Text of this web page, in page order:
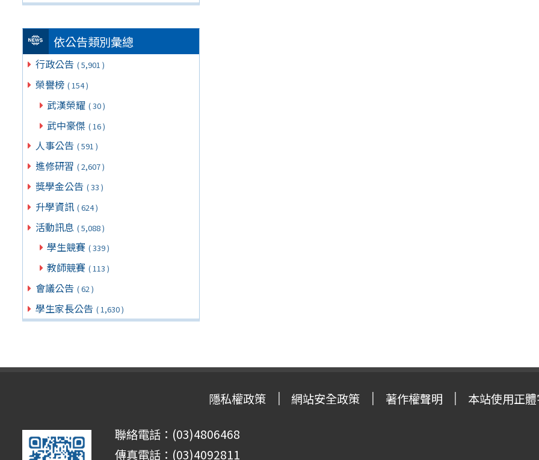
依公告類別彙總
行政公告 ( 5,901 )
榮譽榜 ( 154 )
武漢榮耀 ( 30 )
武中豪傑 ( 16 )
人事公告 ( 591 )
進修研習 ( 2,607 )
獎學金公告 ( 33 )
升學資訊 ( 624 )
活動訊息 ( 5,088 )
學生競賽 ( 339 )
教師競賽 ( 113 )
會議公告 ( 62 )
學生家長公告 ( 1,630 )
隱私權政策 網站安全政策 著作權聲明 本站使用正
聯絡電話：(03)4806468
傳真電話：(03)4092811